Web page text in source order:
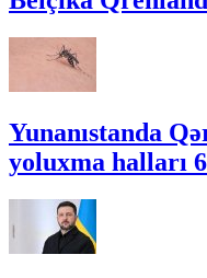
Yunanıstanda
yoluxma halları